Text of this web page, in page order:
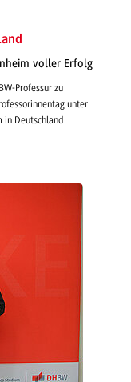
voller Erfolg
Professur zu
unter
in Deutschland